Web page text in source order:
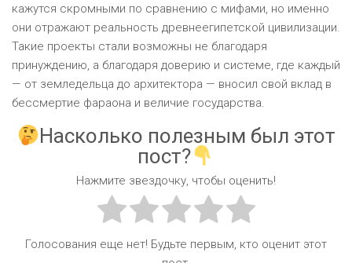
кажутся скромными по сравнению с мифами, но именно
они отражают реальность древнеегипетской цивилизации.
Такие проекты стали возможны не благодаря
принуждению, а благодаря доверию и системе, где каждый
— от земледельца до архитектора — вносил свой вклад в
бессмертие фараона и величие государства.
Насколько полезным был этот
пост?
Нажмите звездочку, чтобы оценить!
Голосования еще нет! Будьте первым, кто оценит этот